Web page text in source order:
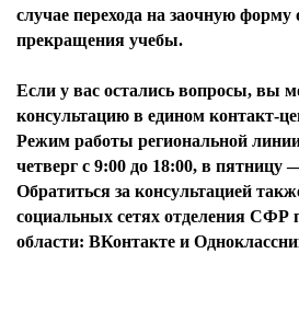
случае перехода на заочную форму
прекращения учебы.
Если у вас остались вопросы, вы
консультацию в едином контакт-
Режим работы региональной
четверг с 9:00 до 18:00, в пятницу
Обратиться за консультацией
социальных сетях отделения СФР
области: ВКонтакте и